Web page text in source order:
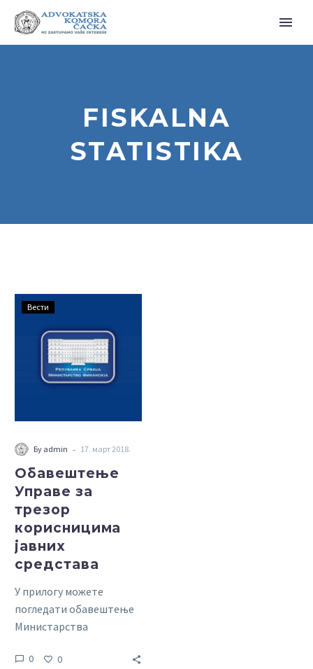
FISKALNA
STATISTIKA
за
трезор
корисницима
јавних
Вести
Бy admin - 17. март 2018.
Обавештење
Управе за
трезор
корисницима
јавних
средстава
У прилогу можете
погледати обавештење
Министарства
трезор, Сектора за јавна
0 0